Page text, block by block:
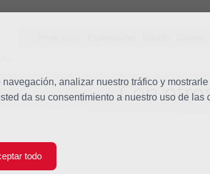
analizar nuestro tráfico y
da su consentimiento a nuestro uso de las
todo
BlogCon